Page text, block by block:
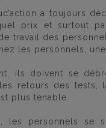
a toujours
prix et surtout
travail des
les personnels,
ils doivent se
retours des tests,
plus tenable.
les personnels